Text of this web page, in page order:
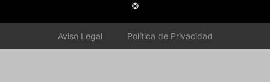
©
Aviso Legal Política de Privacidad